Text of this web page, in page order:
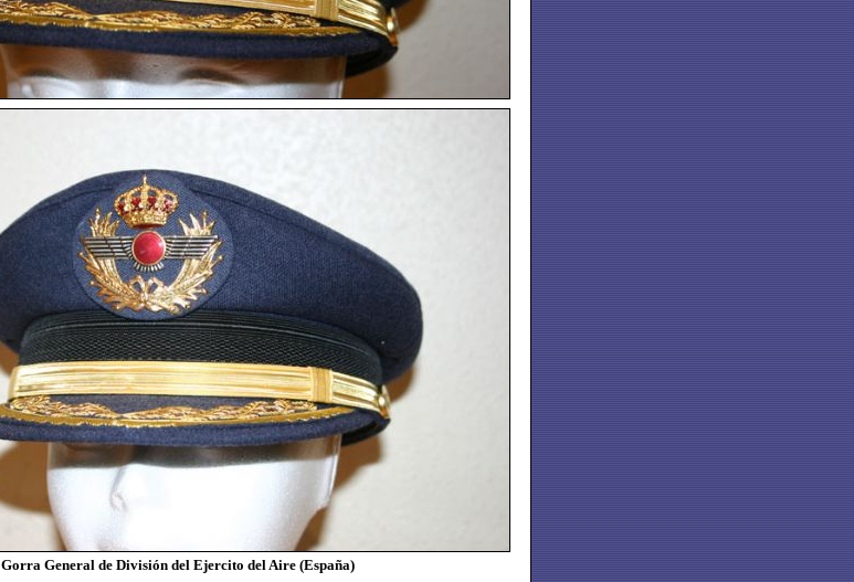
Gorra General de División del Ejercito del Aire (España)